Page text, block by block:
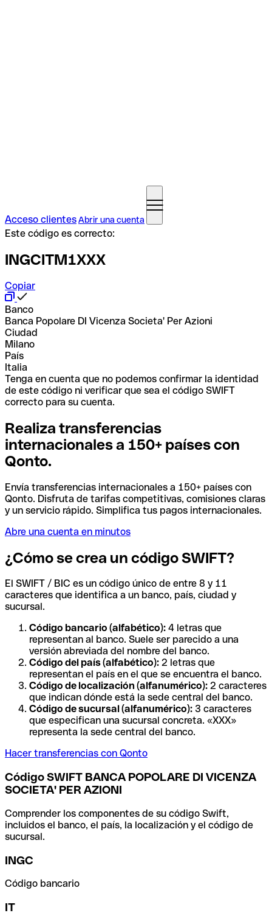
Acceso clientesAbrir una cuenta
Este código es correcto:
INGCITM1XXX
Copiar
Banco
Banca Popolare DI Vicenza Societa' Per Azioni
Ciudad
Milano
País
Italia
Tenga en cuenta que no podemos confirmar la identidad
de este código ni verificar que sea el código SWIFT
correcto para su cuenta.
Realiza transferencias
internacionales a 150+ países con
Qonto.
Envía transferencias internacionales a 150+ países con
Qonto. Disfruta de tarifas competitivas, comisiones claras
y un servicio rápido. Simplifica tus pagos internacionales.
Abre una cuenta en minutos
¿Cómo se crea un código SWIFT?
El SWIFT / BIC es un código único de entre 8 y 11
caracteres que identifica a un banco, país, ciudad y
sucursal.
Código bancario (alfabético): 4 letras que
representan al banco. Suele ser parecido a una
versión abreviada del nombre del banco.
Código del país (alfabético): 2 letras que
representan el país en el que se encuentra el banco.
Código de localización (alfanumérico): 2 caracteres
que indican dónde está la sede central del banco.
Código de sucursal (alfanumérico): 3 caracteres
que especifican una sucursal concreta. «XXX»
representa la sede central del banco.
Hacer transferencias con Qonto
Código SWIFT BANCA POPOLARE DI VICENZA
SOCIETA' PER AZIONI
Comprender los componentes de su código Swift,
incluidos el banco, el país, la localización y el código de
sucursal.
INGC
Código bancario
IT